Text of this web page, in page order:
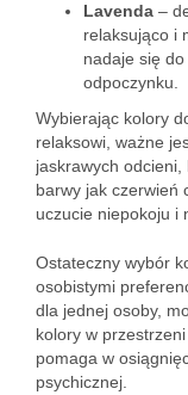
Lavenda –
relaksująco i
nadaje się
odpoczynku.
Wybierając kolory
relaksowi, ważne
jaskrawych odcieni,
barwy jak czerwień
uczucie niepokoju i
Ostateczny wybór
osobistymi
dla jednej osoby,
kolory w
pomaga w
psychicznej.